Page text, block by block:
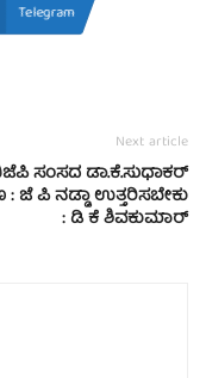
Telegram
Next article
ಸಂಸದ ಡಾ.ಕೆ.ಸುಧಾಕರ್
: ಜೆ ಪಿ ನಡ್ಡಾ ಉತ್ತರಿಸಬೇಕು
: ಡಿ ಕೆ ಶಿವಕುಮಾರ್‌